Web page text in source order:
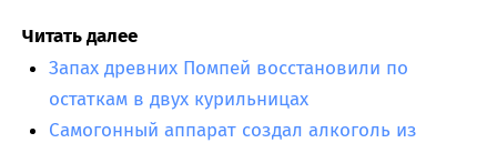
Читать далее
Запах древних Помпей восстановили по
остаткам в двух курильницах
Самогонный аппарат создал алкоголь из